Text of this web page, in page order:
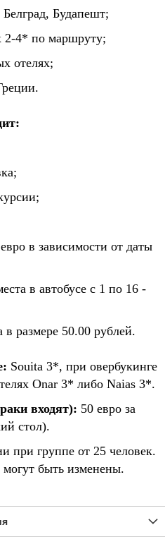
Будапешт;
2-4* по маршруту;
отелях;
в зависимости от даты
в автобусе с 1 по 16 -
в размере 50.00 рублей.
Souita 3*, при овербукинге
Onar 3* либо Naias 3*.
входят): 50 евро за
стол).
при группе от 25 человек.
быть изменены.